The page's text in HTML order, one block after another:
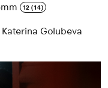
12 (14)
Golubeva